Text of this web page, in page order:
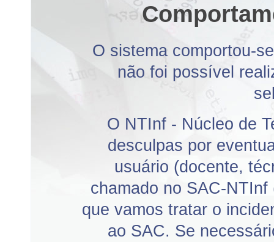
O sistema comportou-
não foi possível
O NTInf - Núcleo de
desculpas por
usuário (docente,
chamado no SAC-NTInf
que vamos tratar o
ao SAC. Se